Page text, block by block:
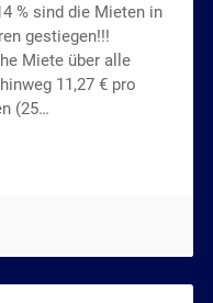
% sind die Mieten in
gestiegen!!!
Miete über alle
11,27 € pro
(25…